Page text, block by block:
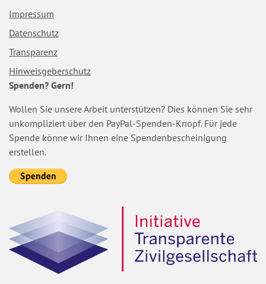
Impressum
Datenschutz
Transparenz
Hinweisgeberschutz
Spenden? Gern!
Wollen Sie unsere Arbeit unterstützen? Dies können Sie sehr
unkompliziert über den PayPal-Spenden-Knopf. Für jede
Spende könne wir Ihnen eine Spendenbescheinigung
erstellen.